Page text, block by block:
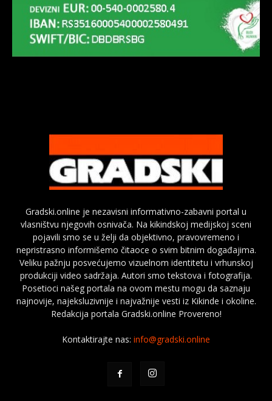
Gradski.online je nezavisni informativno-zabavni portal u
vlasništvu njegovih osnivača. Na kikindskoj medijskoj sceni
pojavili smo se u želji da objektivno, pravovremeno i
nepristrasno informišemo čitaoce o svim bitnim događajima.
Veliku pažnju posvećujemo vizuelnom identitetu i vrhunskoj
produkciji video sadržaja. Autori smo tekstova i fotografija.
Posetioci našeg portala na ovom mestu mogu da saznaju
najnovije, najeksluzivnije i najvažnije vesti iz Kikinde i okoline.
Redakcija portala Gradski.online Provereno!
Kontaktirajte nas: info@gradski.online